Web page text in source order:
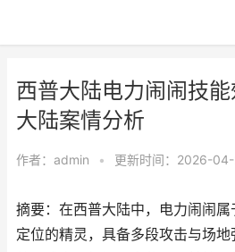
西普大陆电力闹闹技
大陆案情分析
作者： admin • 更新时间：2026-
摘要：在西普大陆中，电力闹闹
定位的精灵，具备多段攻击与场